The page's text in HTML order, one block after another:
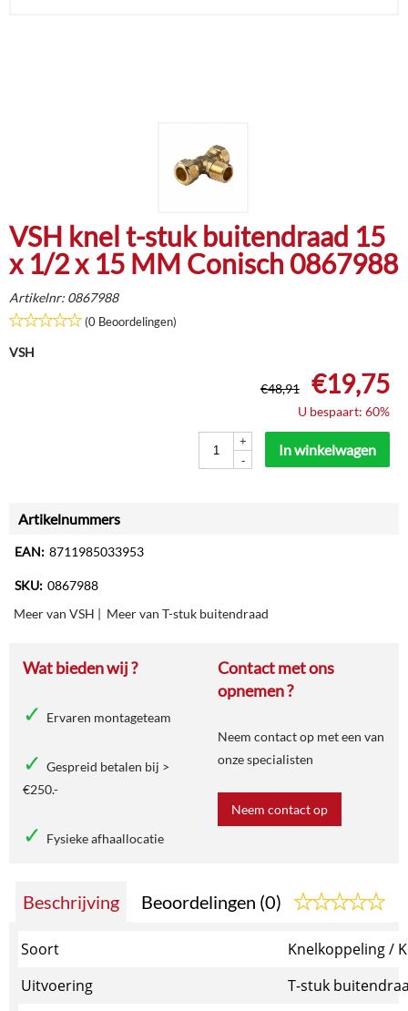
VSH knel t-stuk buitendraad 15
x 1/2 x 15 MM Conisch 0867988
Artikelnr: 0867988
(0 Beoordelingen)
VSH
€48,91 €19,75
U bespaart: 60%
+
-
In winkelwagen
Artikelnummers
EAN: 8711985033953
SKU: 0867988
Meer van VSH | Meer van T-stuk buitendraad
Wat bieden wij ?
Ervaren montageteam
Gespreid betalen bij >
€250.-
Fysieke afhaallocatie
Contact met ons
opnemen ?
Neem contact op met een van
onze specialisten
Neem contact op
Beschrijving Beoordelingen (0)
Soort
Knelkoppeling /
Uitvoering
T-stuk